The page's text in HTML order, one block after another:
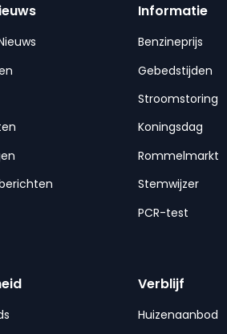
Informatie
Benzineprijs
Gebedstijden
Stroomstoring
Koningsdag
Rommelmarkt
Stemwijzer
PCR-test
Verblijf
Huizenaanbod